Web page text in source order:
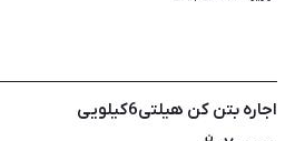
اجاره بتن کن هیلتی6کیلویی